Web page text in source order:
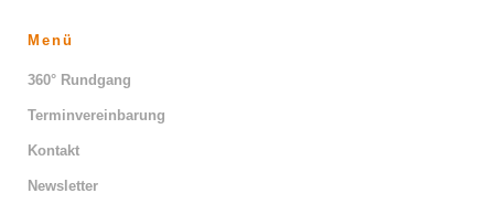
Menü
360° Rundgang
Terminvereinbarung
Kontakt
Newsletter